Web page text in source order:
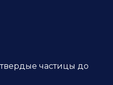
частицы до